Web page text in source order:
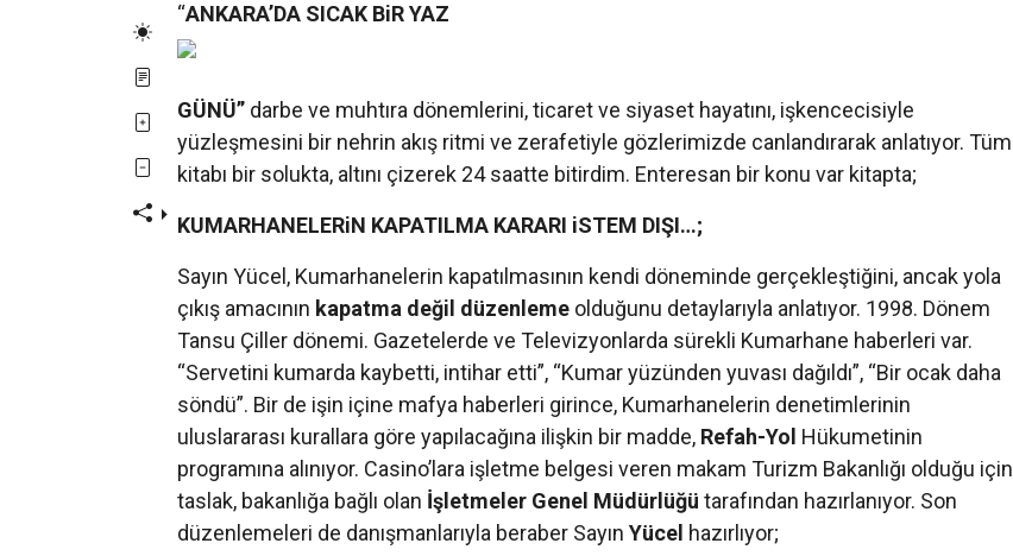
“ANKARA’DA SICAK BiR YAZ
GÜNÜ” darbe ve muhtıra dönemlerini, ticaret ve siyaset hayatını, işkencecisiyle
yüzleşmesini bir nehrin akış ritmi ve zerafetiyle gözlerimizde canlandırarak anlatıyor. Tüm
kitabı bir solukta, altını çizerek 24 saatte bitirdim. Enteresan bir konu var kitapta;
KUMARHANELERiN KAPATILMA KARARI iSTEM DIŞI…;
Sayın Yücel, Kumarhanelerin kapatılmasının kendi döneminde gerçekleştiğini, ancak yola
çıkış amacının kapatma değil düzenleme olduğunu detaylarıyla anlatıyor. 1998. Dönem
Tansu Çiller dönemi. Gazetelerde ve Televizyonlarda sürekli Kumarhane haberleri var.
“Servetini kumarda kaybetti, intihar etti”, “Kumar yüzünden yuvası dağıldı”, “Bir ocak daha
söndü”. Bir de işin içine mafya haberleri girince, Kumarhanelerin denetimlerinin
uluslararası kurallara göre yapılacağına ilişkin bir madde, Refah-Yol Hükumetinin
programına alınıyor. Casino’lara işletme belgesi veren makam Turizm Bakanlığı olduğu için
taslak, bakanlığa bağlı olan İşletmeler Genel Müdürlüğü tarafından hazırlanıyor. Son
düzenlemeleri de danışmanlarıyla beraber Sayın Yücel hazırlıyor;